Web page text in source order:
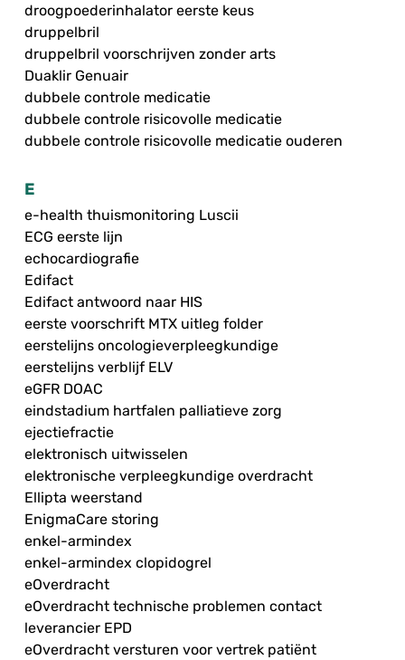
droogpoederinhalator eerste keus
druppelbril
druppelbril voorschrijven zonder arts
Duaklir Genuair
dubbele controle medicatie
dubbele controle risicovolle medicatie
dubbele controle risicovolle medicatie ouderen
E
e-health thuismonitoring Luscii
ECG eerste lijn
echocardiografie
Edifact
Edifact antwoord naar HIS
eerste voorschrift MTX uitleg folder
eerstelijns oncologieverpleegkundige
eerstelijns verblijf ELV
eGFR DOAC
eindstadium hartfalen palliatieve zorg
ejectiefractie
elektronisch uitwisselen
elektronische verpleegkundige overdracht
Ellipta weerstand
EnigmaCare storing
enkel-armindex
enkel-armindex clopidogrel
eOverdracht
eOverdracht technische problemen contact
leverancier EPD
eOverdracht versturen voor vertrek patiënt